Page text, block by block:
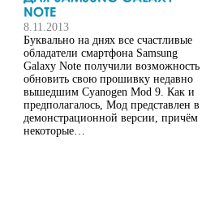
8.11.2013
Буквально на днях все счастливые
обладатели смартфона Samsung
Galaxy Note получили возможность
обновить свою прошивку недавно
вышедшим Cyanogen Mod 9. Как и
предполагалось, Мод представлен в
демонстрационной версии, причём
некоторые…